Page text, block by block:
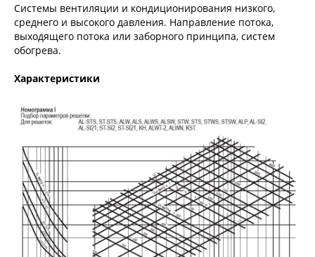
Системы вентиляции и кондиционирования низкого,
среднего и высокого давления. Направление потока,
выходящего потока или заборного принципа, систем
обогрева.
Характеристики